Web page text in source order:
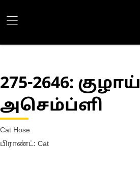
275-2646: குழாய்
அசெம்ப்ளி
Cat Hose
பிராண்ட்: Cat